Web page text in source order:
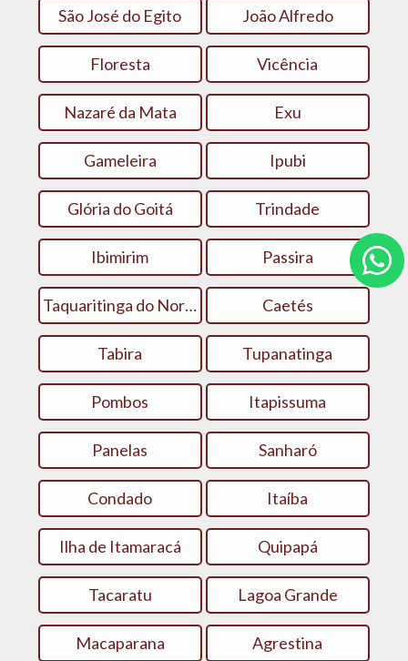
São José do Egito João Alfredo
Floresta Vicência
Nazaré da Mata Exu
Gameleira Ipubi
Glória do Goitá Trindade
Ibimirim Passira
Taquaritinga do Norte Caetés
Tabira Tupanatinga
Pombos Itapissuma
Panelas Sanharó
Condado Itaíba
Ilha de Itamaracá Quipapá
Tacaratu Lagoa Grande
Macaparana Agrestina